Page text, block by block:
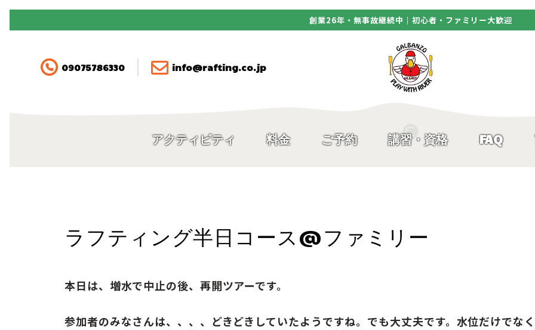
創業26年・無事故継続中｜初心者・ファミリー大歓迎
09075786330 info@rafting.co.jp
アクティビティ 料金 ご予約 講習・資格 FAQ
空き状況・ご予約
ガイド紹介
お問い合わせ
ENGLISH
ラフティング半日コース@ファミリー
本日は、増水で中止の後、再開ツアーです。
参加者のみなさんは、、、、どきどきしていたようですね。でも大丈夫です。水位だけでな